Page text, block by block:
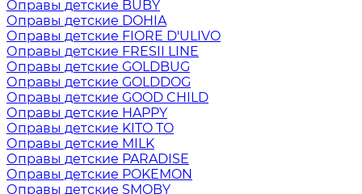
Оправы детские BUBY
Оправы детские DOHIA
Оправы детские FIORE D'ULIVO
Оправы детские FRESII LINE
Оправы детские GOLDBUG
Оправы детские GOLDDOG
Оправы детские GOOD CHILD
Оправы детские HAPPY
Оправы детские KITO TO
Оправы детские MILK
Оправы детские PARADISE
Оправы детские POKEMON
Оправы детские SMOBY